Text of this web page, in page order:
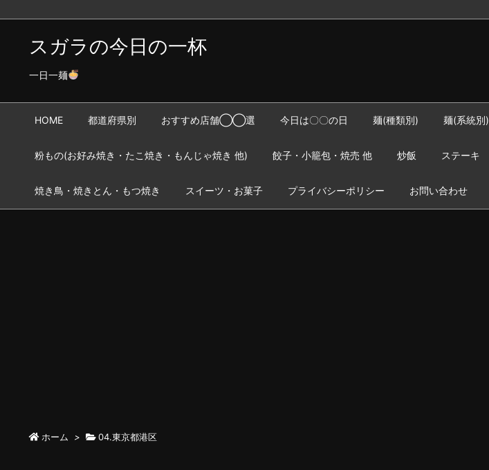
スガラの今日の一杯
一日一麺
HOME 都道府県別 おすすめ店舗◯◯選 今日は〇〇の日 麺(種類別) 麺(系統別)
粉もの(お好み焼き・たこ焼き・もんじゃ焼き 他) 餃子・小籠包・焼売 他 炒飯 ステーキ
焼き鳥・焼きとん・もつ焼き スイーツ・お菓子 プライバシーポリシー お問い合わせ
ホーム > 04.東京都港区